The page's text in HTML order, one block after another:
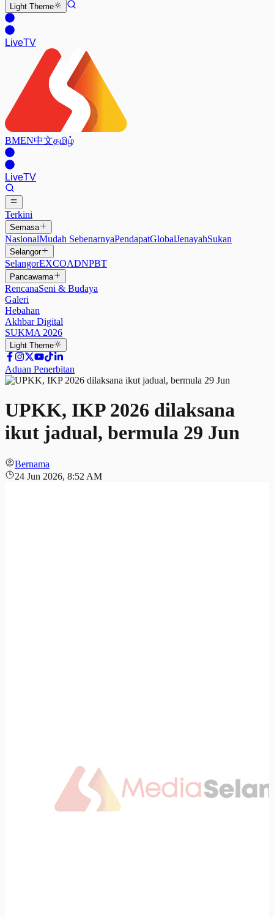
Light Theme
LiveTV
BMEN中文தமிழ்
LiveTV
Terkini
Semasa
NasionalMudah SebenarnyaPendapatGlobalJenayahSukan
Selangor
SelangorEXCOADNPBT
Pancawarna
RencanaSeni & Budaya
Galeri
Hebahan
Akhbar Digital
SUKMA 2026
Light Theme
Aduan Penerbitan
UPKK, IKP 2026 dilaksana
ikut jadual, bermula 29 Jun
Bernama
24 Jun 2026, 8:52 AM